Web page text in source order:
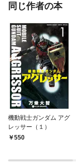
同じ作者の本
機動戦士ガンダム アグ
レッサー（１）
550